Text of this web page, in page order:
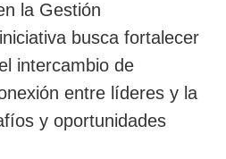
la Gestión
busca fortalecer
intercambio de
entre líderes y la
y oportunidades